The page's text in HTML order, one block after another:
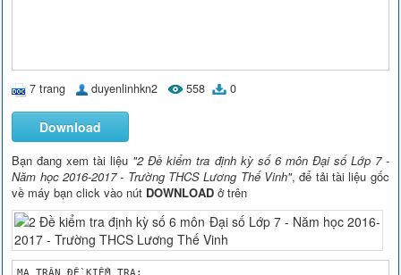
7 trang duyenlinhkn2 558 0
Download
Bạn đang xem tài liệu "2 Đề kiểm tra định kỳ số 6 môn Đại số Lớp 7 -
Năm học 2016-2017 - Trường THCS Lương Thế Vinh", để tải tài liệu gốc
về máy bạn click vào nút DOWNLOAD ở trên
MA TRẬN ĐỀ KIỂM TRA: